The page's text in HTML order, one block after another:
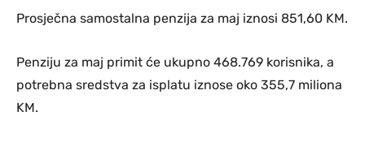
Prosječna samostalna penzija za maj iznosi 851,60 KM.
Penziju za maj primit će ukupno 468.769 korisnika, a
potrebna sredstva za isplatu iznose oko 355,7 miliona
KM.